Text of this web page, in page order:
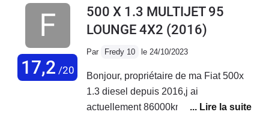
17,2 /20
500 X 1.3 MULTIJET 95
LOUNGE 4X2 (2016)
Par Fredy 10 le 24/10/2023
Bonjour, propriétaire de ma Fiat 500x
1.3 diesel depuis 2016,j ai
actuellement 86000km au compteur